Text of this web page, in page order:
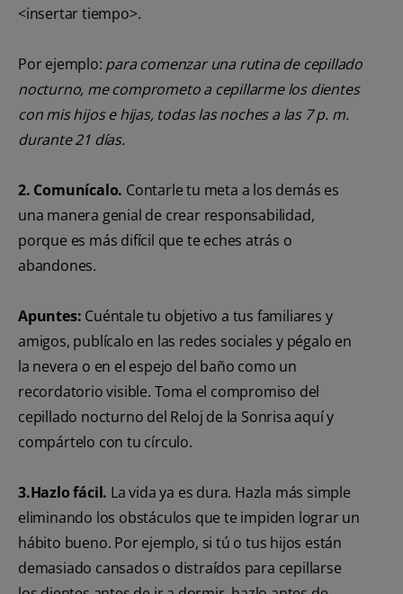
<insertar tiempo>.
Por ejemplo: para comenzar una rutina de cepillado
nocturno, me comprometo a cepillarme los dientes
con mis hijos e hijas, todas las noches a las 7 p. m.
durante 21 días.
2. Comunícalo. Contarle tu meta a los demás es
una manera genial de crear responsabilidad,
porque es más difícil que te eches atrás o
abandones.
Apuntes: Cuéntale tu objetivo a tus familiares y
amigos, publícalo en las redes sociales y pégalo en
la nevera o en el espejo del baño como un
recordatorio visible. Toma el compromiso del
cepillado nocturno del Reloj de la Sonrisa aquí y
compártelo con tu círculo.
3.Hazlo fácil. La vida ya es dura. Hazla más simple
eliminando los obstáculos que te impiden lograr un
hábito bueno. Por ejemplo, si tú o tus hijos están
demasiado cansados o distraídos para cepillarse